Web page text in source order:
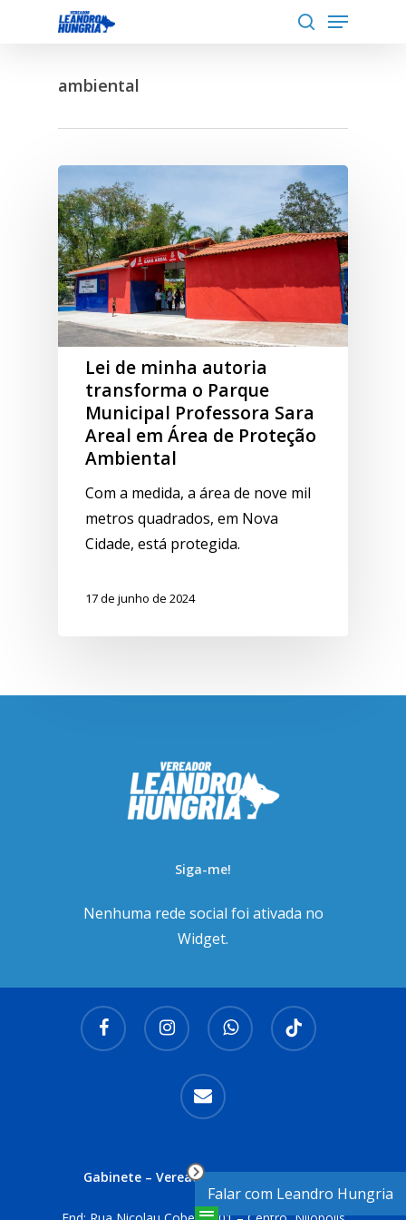
Menu
ambiental
Lei de minha autoria
transforma o Parque
Municipal Professora Sara
Areal em Área de Proteção
Ambiental
Com a medida, a área de nove mil
metros quadrados, em Nova
Cidade, está protegida.
17 de junho de 2024
Siga-me!
Nenhuma rede social foi ativada no
Widget.
facebook instagram whatsapp tiktok
email
Gabinete – Vereador Leandro Hungria
Falar com Leandro Hungria